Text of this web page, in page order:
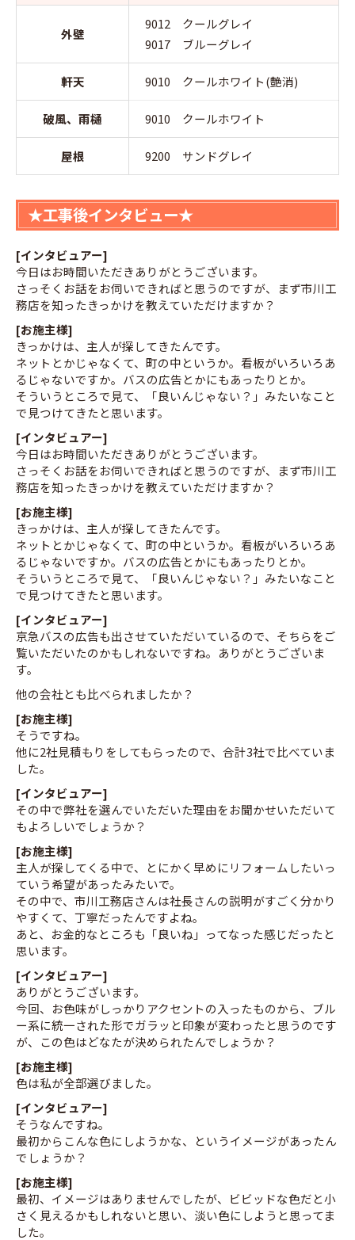
外壁
9012 クールグレイ
9017 ブルーグレイ
軒天 9010 クールホワイト(艶消)
破風、雨樋 9010 クールホワイト
屋根 9200 サンドグレイ
★工事後インタビュー★
[インタビュアー]
今日はお時間いただきありがとうございます。
さっそくお話をお伺いできればと思うのですが、まず市川工
務店を知ったきっかけを教えていただけますか？
[お施主様]
きっかけは、主人が探してきたんです。
ネットとかじゃなくて、町の中というか。看板がいろいろあ
るじゃないですか。バスの広告とかにもあったりとか。
そういうところで見て、「良いんじゃない？」みたいなこと
で見つけてきたと思います。
[インタビュアー]
今日はお時間いただきありがとうございます。
さっそくお話をお伺いできればと思うのですが、まず市川工
務店を知ったきっかけを教えていただけますか？
[お施主様]
きっかけは、主人が探してきたんです。
ネットとかじゃなくて、町の中というか。看板がいろいろあ
るじゃないですか。バスの広告とかにもあったりとか。
そういうところで見て、「良いんじゃない？」みたいなこと
で見つけてきたと思います。
[インタビュアー]
京急バスの広告も出させていただいているので、そちらをご
覧いただいたのかもしれないですね。ありがとうございま
す。
他の会社とも比べられましたか？
[お施主様]
そうですね。
他に2社見積もりをしてもらったので、合計3社で比べていま
した。
[インタビュアー]
その中で弊社を選んでいただいた理由をお聞かせいただいて
もよろしいでしょうか？
[お施主様]
主人が探してくる中で、とにかく早めにリフォームしたいっ
ていう希望があったみたいで。
その中で、市川工務店さんは社長さんの説明がすごく分かり
やすくて、丁寧だったんですよね。
あと、お金的なところも「良いね」ってなった感じだったと
思います。
[インタビュアー]
ありがとうございます。
今回、お色味がしっかりアクセントの入ったものから、ブル
ー系に統一された形でガラッと印象が変わったと思うのです
が、この色はどなたが決められたんでしょうか？
[お施主様]
色は私が全部選びました。
[インタビュアー]
そうなんですね。
最初からこんな色にしようかな、というイメージがあったん
でしょうか？
[お施主様]
最初、イメージはありませんでしたが、ビビッドな色だと小
さく見えるかもしれないと思い、淡い色にしようと思ってま
した。